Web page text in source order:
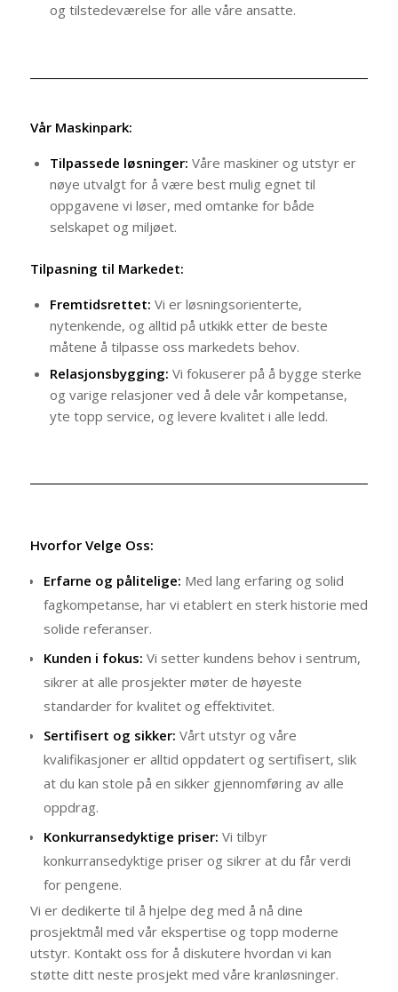
og tilstedeværelse for alle våre ansatte.
Vår Maskinpark:
Tilpassede løsninger: Våre maskiner og utstyr er
nøye utvalgt for å være best mulig egnet til
oppgavene vi løser, med omtanke for både
selskapet og miljøet.
Tilpasning til Markedet:
Fremtidsrettet: Vi er løsningsorienterte,
nytenkende, og alltid på utkikk etter de beste
måtene å tilpasse oss markedets behov.
Relasjonsbygging: Vi fokuserer på å bygge sterke
og varige relasjoner ved å dele vår kompetanse,
yte topp service, og levere kvalitet i alle ledd.
Hvorfor Velge Oss:
Erfarne og pålitelige: Med lang erfaring og solid
fagkompetanse, har vi etablert en sterk historie med
solide referanser.
Kunden i fokus: Vi setter kundens behov i sentrum,
sikrer at alle prosjekter møter de høyeste
standarder for kvalitet og effektivitet.
Sertifisert og sikker: Vårt utstyr og våre
kvalifikasjoner er alltid oppdatert og sertifisert, slik
at du kan stole på en sikker gjennomføring av alle
oppdrag.
Konkurransedyktige priser: Vi tilbyr
konkurransedyktige priser og sikrer at du får verdi
for pengene.
Vi er dedikerte til å hjelpe deg med å nå dine
prosjektmål med vår ekspertise og topp moderne
utstyr. Kontakt oss for å diskutere hvordan vi kan
støtte ditt neste prosjekt med våre kranløsninger.